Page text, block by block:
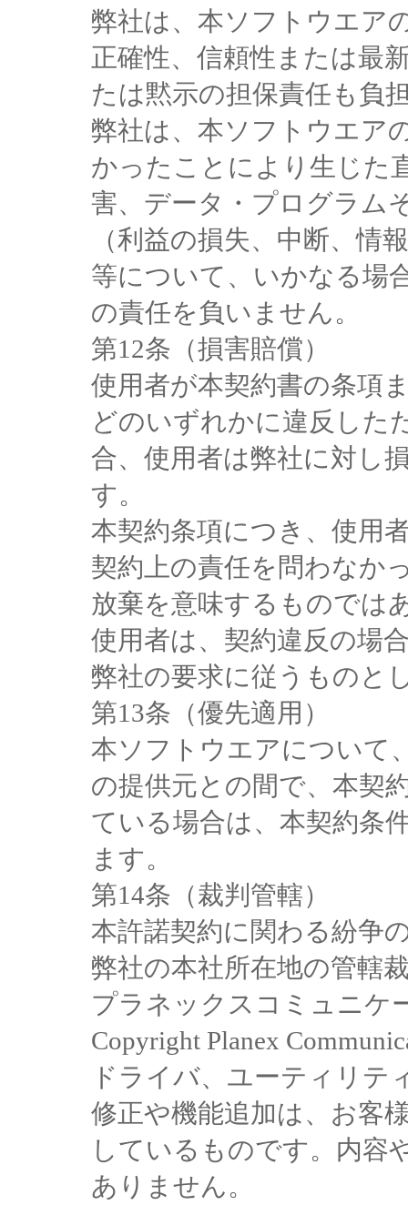
弊社は、本ソフトウエア
正確性、信頼性または最
たは黙示の担保責任も負
弊社は、本ソフトウエア
かったことにより生じた
害、データ・プログラム
（利益の損失、中断、情
等について、いかなる場
の責任を負いません。
第12条（損害賠償）
使用者が本契約書の条項
どのいずれかに違反した
合、使用者は弊社に対し
す。
本契約条項につき、使用
契約上の責任を問わなか
放棄を意味するものでは
使用者は、契約違反の場
弊社の要求に従うものと
第13条（優先適用）
本ソフトウエアについて
の提供元との間で、本契
ている場合は、本契約条
ます。
第14条（裁判管轄）
本許諾契約に関わる紛争
弊社の本社所在地の管轄
プラネックスコミュニケ
Copyright Planex
ドライバ、ユーティリテ
修正や機能追加は、お客
しているものです。内容
ありません。